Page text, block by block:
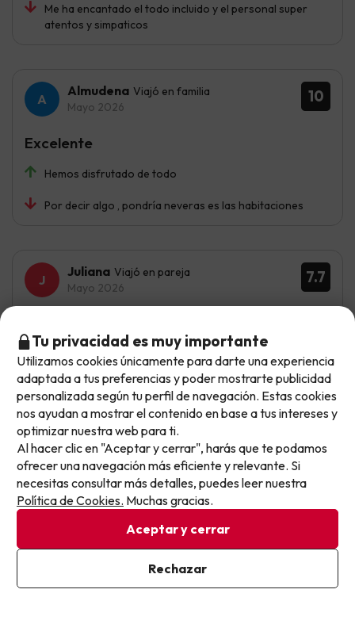
Me ha encantado el todo incluido y el personal super
atentos y simpaticos
10
Almudena Viajó en familia
Mayo 2026
Hemos disfrutado de todo
Por decir algo , pondría neveras es las habitaciones
Excelente
7.7
Juliana Viajó en pareja
Mayo 2026
Todo correcto, el personal de todos los servicios es
amable y solicito. La comida, buffet, bien hay variedad
para elegir. Está relativamente cerca de la playa y llegas
bien a todo caminando. En el hotel hay actividades de
entretenimiento. La limpieza bien
Al principio, muy lioso por la cantidad de pasillos, al final,
ya nos lo conocíamos. Lo peor es que sólo estaba el
enchufe del secador de pelo y de la tele, al menos en
nuestra habitación. En nuestro caso, que mi marido lleva
audífonos, hacíamos malabares para enchufar los dos
móviles, audífonos y tablets. Esto, a mi parecer, hay que
No llegas tarde: llegas al siguiente.
Este chollo ya ha caducado, pero cada día lanzamos
nuevas oportunidades para viajar mejor y pagar
menos.
Apúntate y que el próximo no se te escape.
Pon tu mejor e-mail
Ya estoy suscrito
Al suscribirte, confirmas haber leído y estar de acuerdo con la
Tu privacidad es muy importante
Utilizamos cookies únicamente para darte una experiencia
adaptada a tus preferencias y poder mostrarte publicidad
personalizada según tu perfil de navegación. Estas cookies
nos ayudan a mostrar el contenido en base a tus intereses y
optimizar nuestra web para ti.
Al hacer clic en "Aceptar y cerrar", harás que te podamos
ofrecer una navegación más eficiente y relevante. Si
necesitas consultar más detalles, puedes leer nuestra
Política de Cookies. Muchas gracias.
Aceptar y cerrar
Rechazar